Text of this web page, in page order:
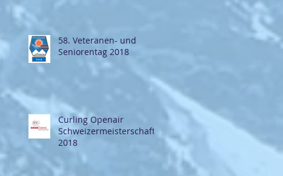
58. Veteranen- und
Seniorentag 2018
Curling Openair
Schweizermeisterschaft
2018